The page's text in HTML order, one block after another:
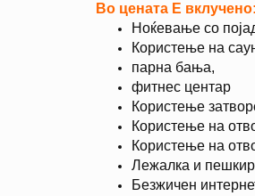
Во цената Е вклучено:
Ноќевање со
Користење на
парна бања,
фитнес центар
Користење
Користење на
Користење на
Лежалка и пешкир
Безжичен